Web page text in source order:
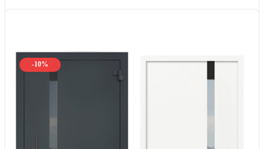
-10%